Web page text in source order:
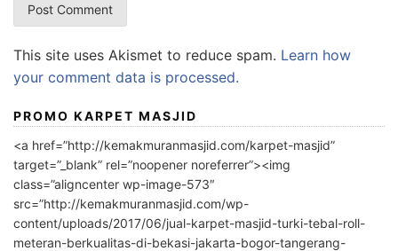
This site uses Akismet to reduce spam. Learn how
your comment data is processed.
PROMO KARPET MASJID
<a href=”http://kemakmuranmasjid.com/karpet-masjid”
target=”_blank” rel=”noopener noreferrer”><img
class=”aligncenter wp-image-573″
src=”http://kemakmuranmasjid.com/wp-
content/uploads/2017/06/jual-karpet-masjid-turki-tebal-roll-
meteran-berkualitas-di-bekasi-jakarta-bogor-tangerang-